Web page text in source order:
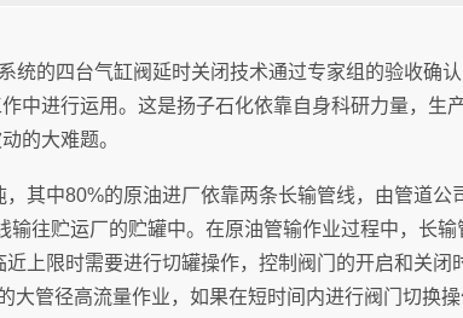
统的四台气缸阀延时关闭技术通过专家组的验收确
中进行运用。这是扬子石化依靠自身科研力量，生
的大难题。
其中80%的原油进厂依靠两条长输管线，由管道公
输往贮运厂的贮罐中。在原油管输作业过程中，长
上限时需要进行切罐操作，控制阀门的开启和关闭
大管径高流量作业，如果在短时间内进行阀门切换